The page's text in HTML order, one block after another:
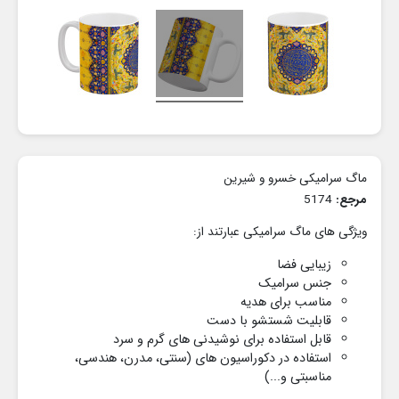
ماگ سرامیکی خسرو و شیرین
مرجع:
ویژگی های ماگ سرامیکی عبارتند از:
زیبایی فضا
جنس سرامیک
مناسب برای هدیه
قابلیت شستشو با دست
قابل استفاده برای نوشیدنی های گرم و سرد
استفاده در دکوراسیون های (سنتی، مدرن، هندسی،
مناسبتی و...)